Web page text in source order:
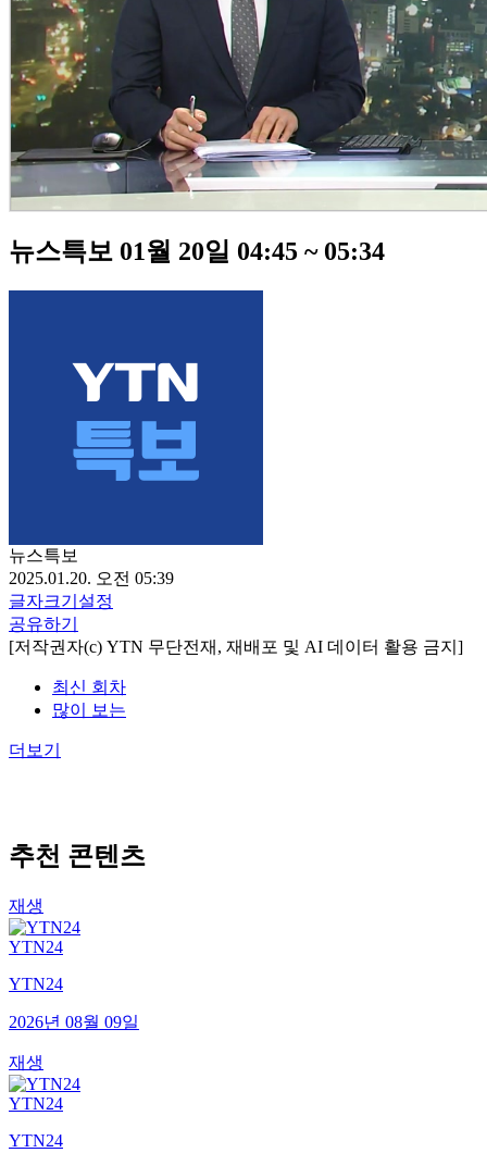
뉴스특보 01월 20일 04:45 ~ 05:34
뉴스특보
2025.01.20. 오전 05:39
글자크기설정
공유하기
[저작권자(c) YTN 무단전재, 재배포 및 AI 데이터 활용 금지]
최신 회차
많이 보는
더보기
추천 콘텐츠
재생
YTN24
YTN24
2026년 08월 09일
재생
YTN24
YTN24